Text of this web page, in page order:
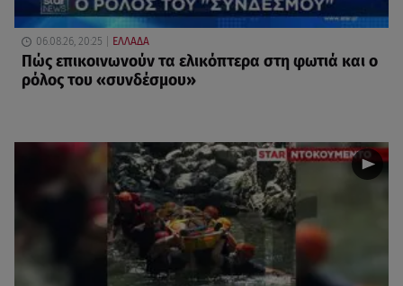
06.08.26, 20:25 ΕΛΛΑΔΑ
Πώς επικοινωνούν τα ελικόπτερα στη φωτιά και ο
ρόλος του «συνδέσμου»